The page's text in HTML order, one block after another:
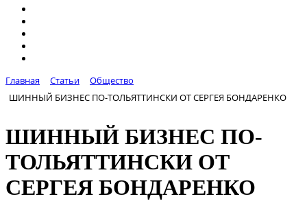
Главная Статьи
Общество
ШИННЫЙ БИЗНЕС ПО-ТОЛЬЯТТИНСКИ ОТ СЕРГЕЯ БОНДАРЕНКО
ШИННЫЙ БИЗНЕС ПО-
ТОЛЬЯТТИНСКИ ОТ
СЕРГЕЯ БОНДАРЕНКО